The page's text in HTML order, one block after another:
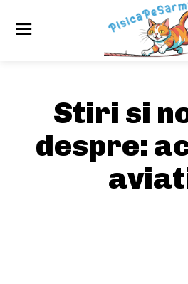
Stiri si
despre: